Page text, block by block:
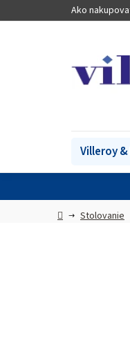
na
Ako
Villeroy
DomovStolovanie